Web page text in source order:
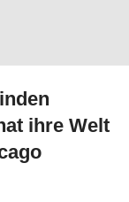
ihre Welt